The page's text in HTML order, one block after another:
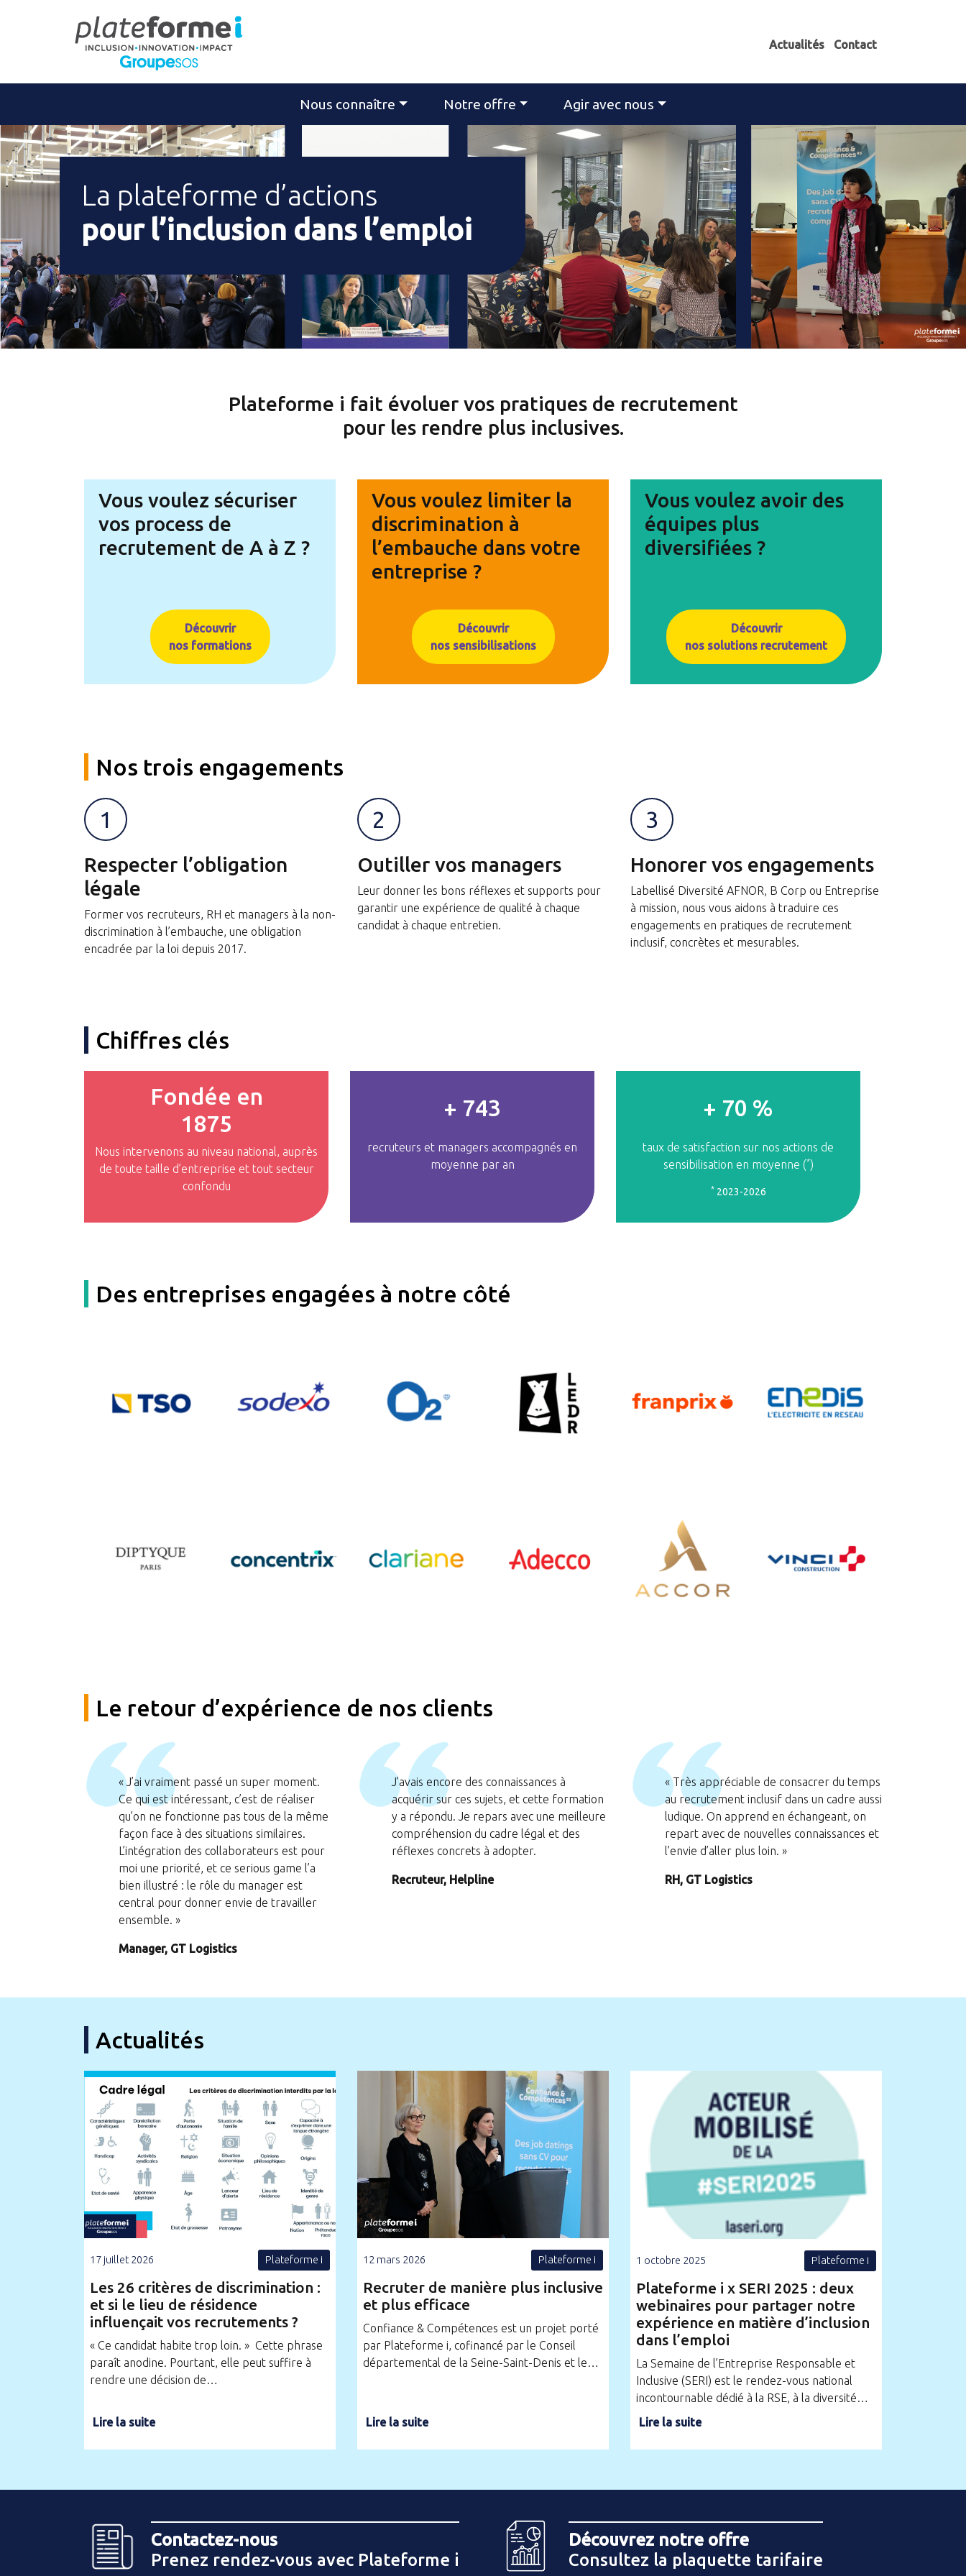
Actualités Contact
Nous connaître Notre offre Agir avec nous
La plateforme d’actions
pour l’inclusion dans l’emploi
Plateforme i fait évoluer vos pratiques de recrutement
pour les rendre plus inclusives.
Vous voulez sécuriser
vos process de
recrutement de A à Z ?
Découvrir
nos formations
Vous voulez limiter la
discrimination à
l’embauche dans votre
entreprise ?
Découvrir
nos sensibilisations
Vous voulez avoir des
équipes plus
diversifiées ?
Découvrir
nos solutions recrutement
Nos trois engagements
1
Respecter l’obligation
légale
Former vos recruteurs, RH et managers à la non-
discrimination à l’embauche, une obligation
encadrée par la loi depuis 2017.
2
Outiller vos managers
Leur donner les bons réflexes et supports pour
garantir une expérience de qualité à chaque
candidat à chaque entretien.
3
Honorer vos engagements
Labellisé Diversité AFNOR, B Corp ou Entreprise
à mission, nous vous aidons à traduire ces
engagements en pratiques de recrutement
inclusif, concrètes et mesurables.
Chiffres clés
Fondée en
2016
Nous intervenons au niveau national, auprès
de toute taille d’entreprise et tout secteur
confondu
+ 800
recruteurs et managers accompagnés en
moyenne par an
+ 88 %
taux de satisfaction sur nos actions de
sensibilisation en moyenne (*)
*2023-2026
Des entreprises engagées à notre côté
Le retour d’expérience de nos clients
« J’ai vraiment passé un super moment.
Ce qui est intéressant, c’est de réaliser
qu’on ne fonctionne pas tous de la même
façon face à des situations similaires.
L’intégration des collaborateurs est pour
moi une priorité, et ce serious game l’a
bien illustré : le rôle du manager est
central pour donner envie de travailler
ensemble. »
Manager, GT Logistics
J’avais encore des connaissances à
acquérir sur ces sujets, et cette formation
y a répondu. Je repars avec une meilleure
compréhension du cadre légal et des
réflexes concrets à adopter.
Recruteur, Helpline
« Très appréciable de consacrer du temps
au recrutement inclusif dans un cadre aussi
ludique. On apprend en échangeant, on
repart avec de nouvelles connaissances et
l’envie d’aller plus loin. »
RH, GT Logistics
Actualités
17 juillet 2026 Plateforme i
Les 26 critères de discrimination :
et si le lieu de résidence
influençait vos recrutements ?
« Ce candidat habite trop loin. » Cette phrase
paraît anodine. Pourtant, elle peut suffire à
rendre une décision de…
Lire la suite
12 mars 2026 Plateforme i
Recruter de manière plus inclusive
et plus efficace
Confiance & Compétences est un projet porté
par Plateforme i, cofinancé par le Conseil
départemental de la Seine-Saint-Denis et le…
Lire la suite
1 octobre 2025 Plateforme i
Plateforme i x SERI 2025 : deux
webinaires pour partager notre
expérience en matière d’inclusion
dans l’emploi
La Semaine de l’Entreprise Responsable et
Inclusive (SERI) est le rendez-vous national
incontournable dédié à la RSE, à la diversité…
Lire la suite
Contactez-nous
Prenez rendez-vous avec Plateforme i
Découvrez notre offre
Consultez la plaquette tarifaire